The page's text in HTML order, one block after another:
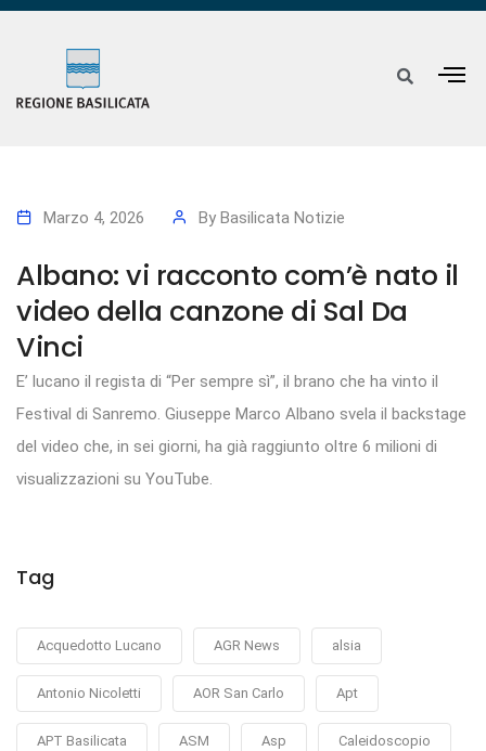
Marzo 4, 2026 By Basilicata Notizie
Albano: vi racconto com’è nato il
video della canzone di Sal Da
Vinci
E’ lucano il regista di “Per sempre sì”, il brano che ha vinto il
Festival di Sanremo. Giuseppe Marco Albano svela il backstage
del video che, in sei giorni, ha già raggiunto oltre 6 milioni di
visualizzazioni su YouTube.
Tag
Acquedotto Lucano AGR News alsia
Antonio Nicoletti AOR San Carlo Apt
APT Basilicata ASM Asp Caleidoscopio